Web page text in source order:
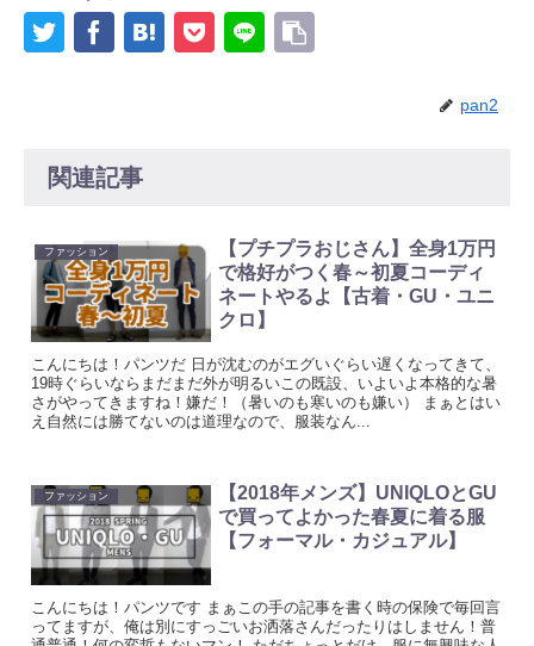
pan2
関連記事
ファッション
【プチプラおじさん】全身1万円
で格好がつく春～初夏コーディ
ネートやるよ【古着・GU・ユニ
クロ】
こんにちは！パンツだ 日が沈むのがエグいぐらい遅くなってきて、
19時ぐらいならまだまだ外が明るいこの既設、いよいよ本格的な暑
さがやってきますね！嫌だ！（暑いのも寒いのも嫌い） まぁとはい
え自然には勝てないのは道理なので、服装なん...
ファッション
【2018年メンズ】UNIQLOとGU
で買ってよかった春夏に着る服
【フォーマル・カジュアル】
こんにちは！パンツです まぁこの手の記事を書く時の保険で毎回言
ってますが、俺は別にすっごいお洒落さんだったりはしません！普